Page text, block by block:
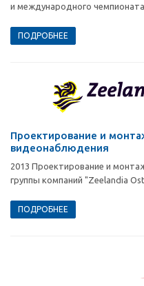
и международного
ПОДРОБНЕЕ
Проектирование и
видеонаблюдения
2013 Проектирование и
группы компаний "Zeelandia
ПОДРОБНЕЕ